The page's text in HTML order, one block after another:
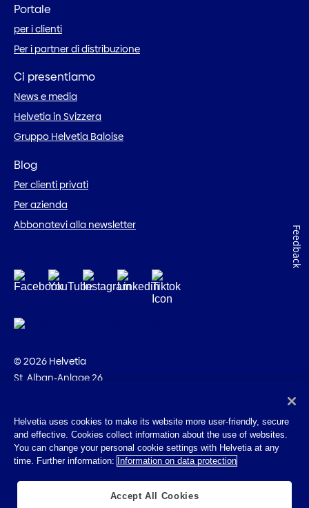
Portale
per i clienti
Per i partner di distribuzione
Ci presentiamo
News e media
Helvetia in Svizzera
Gruppo Helvetia Baloise
Blog
Per clienti privati
Per azienda
Abbonatevi alla newsletter
© 2026 Helvetia
St. Alban-Anlage 26
Impressum
Disposizioni giuridiche
Helvetia uses cookies to make its website more user-friendly, secure
and effective. Cookies collect information about the use of websites.
You can change your personal cookie settings with Helvetia at any
time. Further information: Information on data protection
Accept All Cookies
Feedback